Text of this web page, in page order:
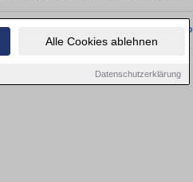
Alle Cookies ablehnen
Datenschutzerklärung
finden. Schauen Sie bald wieder